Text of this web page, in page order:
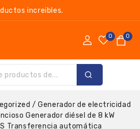
increibles.
0 0
/ Generador de electricidad
Generador diésel de 8 kW
Transferencia automática